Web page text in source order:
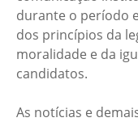
durante o período
dos princípios da
moralidade e da
candidatos.
As notícias e